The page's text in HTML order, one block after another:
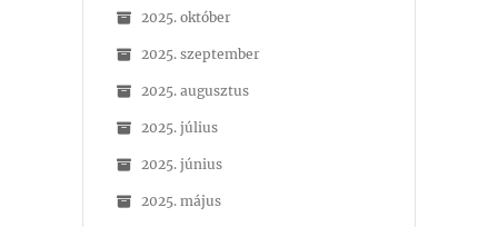
2025. október
2025. szeptember
2025. augusztus
2025. július
2025. június
2025. május